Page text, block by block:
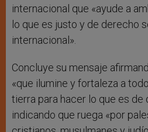
internacional que «ayude a
lo que es justo y de derecho
internacional».
Concluye su mensaje
«que ilumine y fortaleza a
tierra para hacer lo que es de
indicando que ruega «por